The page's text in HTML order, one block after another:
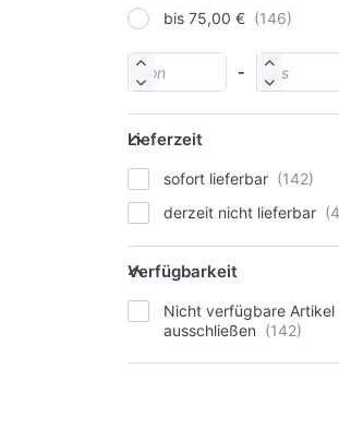
bis 75,00 €
-
Lieferzeit
sofort lieferbar
derzeit nicht lieferbar
Verfügbarkeit
Nicht verfügbare Artikel
ausschließen